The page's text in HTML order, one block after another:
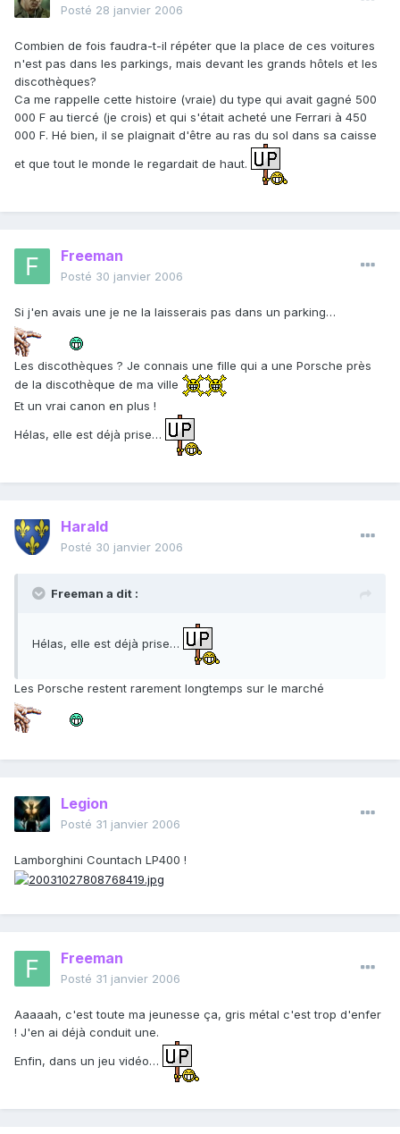
Posté 28 janvier 2006
Combien de fois faudra-t-il répéter que la place de ces voitures
n'est pas dans les parkings, mais devant les grands hôtels et les
discothèques?
Ca me rappelle cette histoire (vraie) du type qui avait gagné 500
000 F au tiercé (je crois) et qui s'était acheté une Ferrari à 450
000 F. Hé bien, il se plaignait d'être au ras du sol dans sa caisse
et que tout le monde le regardait de haut.
Freeman
Posté 30 janvier 2006
Si j'en avais une je ne la laisserais pas dans un parking…
Les discothèques ? Je connais une fille qui a une Porsche près
de la discothèque de ma ville
Et un vrai canon en plus !
Hélas, elle est déjà prise…
Harald
Posté 30 janvier 2006
Freeman a dit :
Hélas, elle est déjà prise…
Les Porsche restent rarement longtemps sur le marché
Legion
Posté 31 janvier 2006
Lamborghini Countach LP400 !
Freeman
Posté 31 janvier 2006
Aaaaah, c'est toute ma jeunesse ça, gris métal c'est trop d'enfer
! J'en ai déjà conduit une.
Enfin, dans un jeu vidéo…